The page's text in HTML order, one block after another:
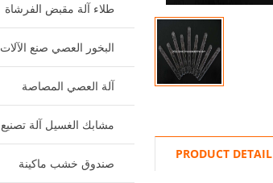
PRODUCT DETAIL
طلاء آلة مقبض الفرشاة
البخور العصي صنع الآلات
آلة العصي المصاصة
مشابك الغسيل آلة تصنيع
صندوق خشب ماكينة